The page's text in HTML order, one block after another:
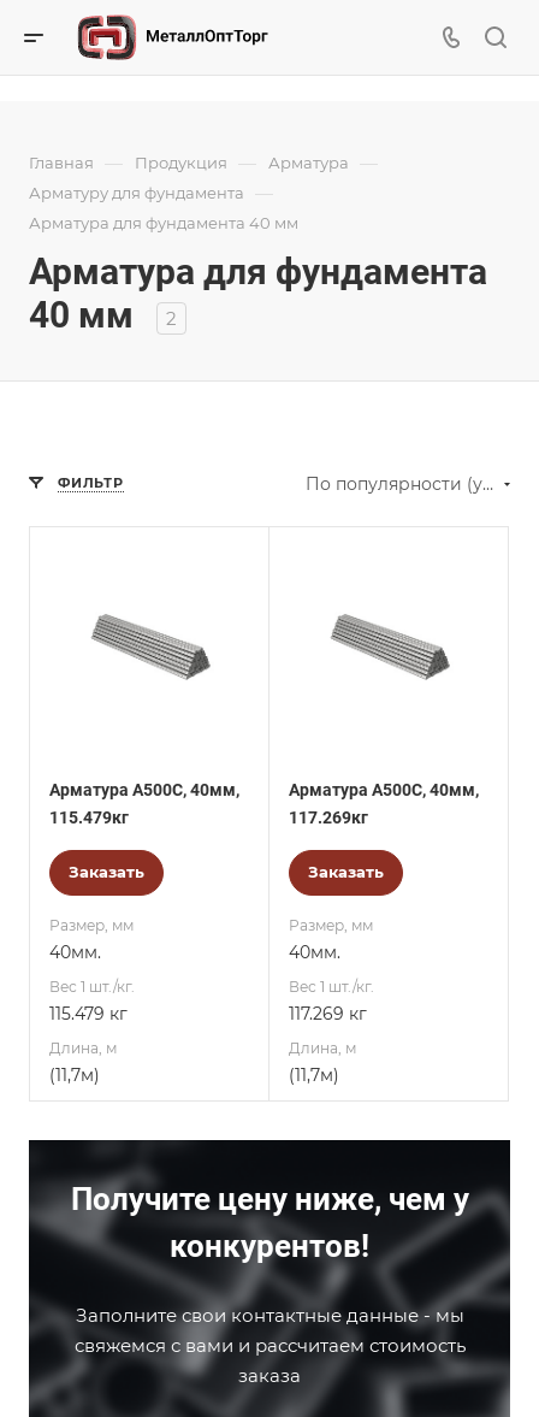
Главная — Продукция — Арматура —
Арматуру для фундамента —
Арматура для фундамента 40 мм
Арматура для фундамента
40 мм
2
ФИЛЬТР По популярности (убывание)
Арматура А500С, 40мм,
115.479кг
Заказать
Размер, мм
40мм.
Вес 1 шт./кг.
115.479 кг
Длина, м
(11,7м)
Арматура А500С, 40мм,
117.269кг
Заказать
Размер, мм
40мм.
Вес 1 шт./кг.
117.269 кг
Длина, м
(11,7м)
Получите цену ниже, чем у
конкурентов!
Заполните свои контактные данные - мы
свяжемся с вами и рассчитаем стоимость
заказа